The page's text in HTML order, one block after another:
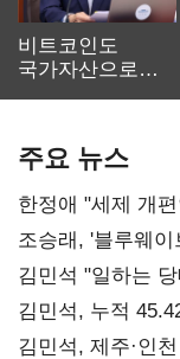
비트코인도
국가자산으로…'
주요 뉴스
한정애 "세제 개
조승래, '블루웨
통감"
김민석 "일하는
김민석, 누적
0.86%p(2보)
김민석, 제주·인